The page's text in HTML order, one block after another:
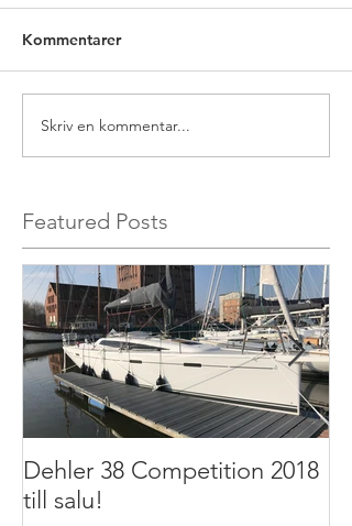
Kommentarer
Skriv en kommentar...
Featured Posts
Dehler 38 Competition 2018
till salu!